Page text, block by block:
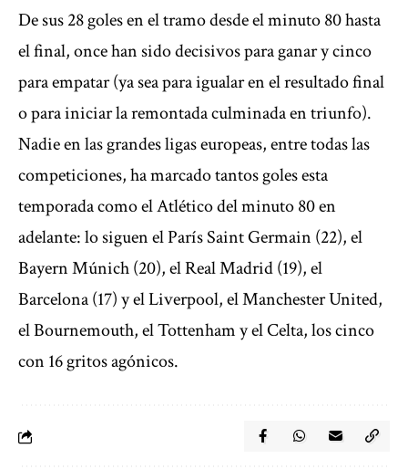
De sus 28 goles en el tramo desde el minuto 80 hasta
el final, once han sido decisivos para ganar y cinco
para empatar (ya sea para igualar en el resultado final
o para iniciar la remontada culminada en triunfo).
Nadie en las grandes ligas europeas, entre todas las
competiciones, ha marcado tantos goles esta
temporada como el Atlético del minuto 80 en
adelante: lo siguen el París Saint Germain (22), el
Bayern Múnich (20), el Real Madrid (19), el
Barcelona (17) y el Liverpool, el Manchester United,
el Bournemouth, el Tottenham y el Celta, los cinco
con 16 gritos agónicos.